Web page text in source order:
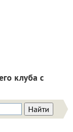
клуба с